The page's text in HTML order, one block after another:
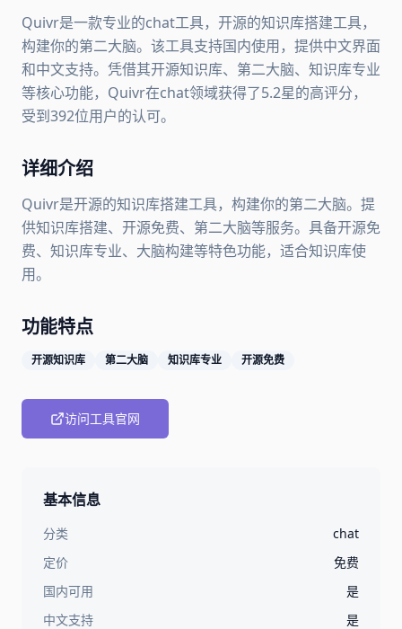
Quivr是一款专业的chat工具，开源的知识库搭建工具，
构建你的第二大脑。该工具支持国内使用，提供中文界面
和中文支持。凭借其开源知识库、第二大脑、知识库专业
等核心功能，Quivr在chat领域获得了5.2星的高评分，
受到392位用户的认可。
详细介绍
Quivr是开源的知识库搭建工具，构建你的第二大脑。提
供知识库搭建、开源免费、第二大脑等服务。具备开源免
费、知识库专业、大脑构建等特色功能，适合知识库使
用。
功能特点
开源知识库 第二大脑 知识库专业 开源免费
访问工具官网
基本信息
分类
chat
定价
免费
国内可用
是
中文支持
是